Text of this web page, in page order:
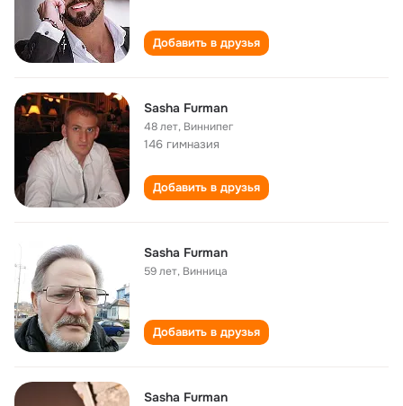
Добавить в друзья
Sasha Furman
48 лет, Виннипег
146 гимназия
Добавить в друзья
Sasha Furman
59 лет, Винница
Добавить в друзья
Sasha Furman